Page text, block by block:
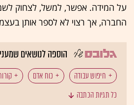
על המידה. אפשר, למשל, לצחוק
החברה, אך רצוי לא לספר אותן
הוספה לנושאים
חיפוש עבודה כוח אדם
כל תגיות הכתבה